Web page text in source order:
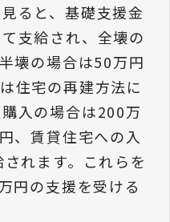
ると、基礎支援金
支給され、全壊の
壊の場合は50万円
住宅の再建方法に
入の場合は200万
、賃貸住宅への入
れます。これらを
円の支援を受ける